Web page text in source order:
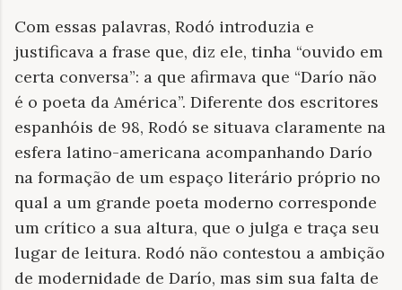
Com essas palavras, Rodó introduzia e
justificava a frase que, diz ele, tinha “ouvido em
certa conversa”: a que afirmava que “Darío não
é o poeta da América”. Diferente dos escritores
espanhóis de 98, Rodó se situava claramente na
esfera latino-americana acompanhando Darío
na formação de um espaço literário próprio no
qual a um grande poeta moderno corresponde
um crítico a sua altura, que o julga e traça seu
lugar de leitura. Rodó não contestou a ambição
de modernidade de Darío, mas sim sua falta de